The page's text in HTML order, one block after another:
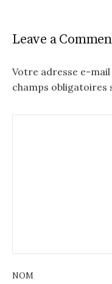
Leave a
Votre adresse e-mail
champs obligatoires
NOM